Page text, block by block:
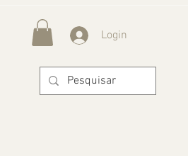
Login